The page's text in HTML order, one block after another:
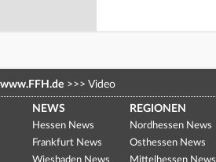
www.FFH.de >>> Video
NEWS
Hessen News
Frankfurt News
REGIONEN
Nordhessen News
Osthessen News